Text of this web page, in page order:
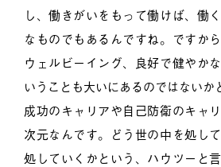
し、働きがいをもって働けば、働
なものでもあるんですね。ですか
ウェルビーイング、良好で健やか
いうことも大いにあるのではないか
成功のキャリアや自己防衛のキャ
次元なんです。どう世の中を処し
処していくかという、ハウツーと